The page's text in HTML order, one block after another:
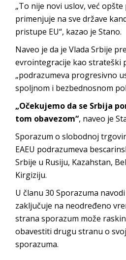
„To nije novi uslov, već
primenjuje na sve države
pristupe EU“, kazao je Stano.
Naveo je da je Vlada Srbije
evrointegracije kao strateški
„podrazumeva progresivno
spoljnom i bezbednosnom
„Očekujemo da se Srbija
tom obavezom“, naveo je
Sporazum o slobodnoj
EAEU podrazumeva
Srbije u Rusiju, Kazahstan,
Kirgiziju.
U članu 30 Sporazuma
zaključuje na neodređeno
strana sporazum može
obavestiti drugu stranu o
sporazuma.